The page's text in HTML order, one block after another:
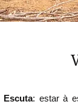
Escuta: estar à